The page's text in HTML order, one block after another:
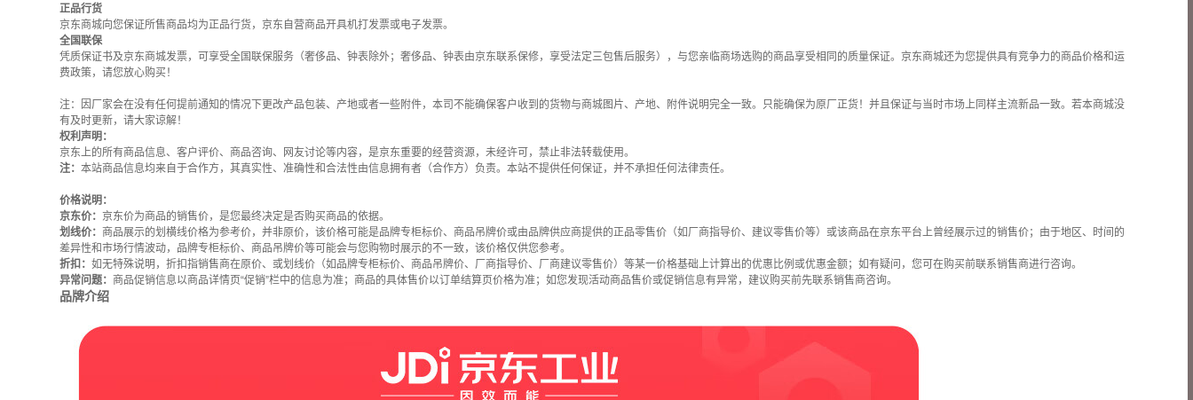
正品行货
京东商城向您保证所售商品均为正品行货，京东自营商品开具机打发票或电子发票。
全国联保
凭质保证书及京东商城发票，可享受全国联保服务（奢侈品、钟表除外；奢侈品、钟表由京东联系保修，享受法定三包售后服务），与您亲临商场选购的商品享受相同的质量保证。京东商城还为您提供具有竞争力的商品价格和运
费政策，请您放心购买！
注：因厂家会在没有任何提前通知的情况下更改产品包装、产地或者一些附件，本司不能确保客户收到的货物与商城图片、产地、附件说明完全一致。只能确保为原厂正货！并且保证与当时市场上同样主流新品一致。若本商城没
有及时更新，请大家谅解！
权利声明：
京东上的所有商品信息、客户评价、商品咨询、网友讨论等内容，是京东重要的经营资源，未经许可，禁止非法转载使用。
注： 本站商品信息均来自于合作方，其真实性、准确性和合法性由信息拥有者（合作方）负责。本站不提供任何保证，并不承担任何法律责任。
价格说明：
京东价： 京东价为商品的销售价，是您最终决定是否购买商品的依据。
划线价： 商品展示的划横线价格为参考价，并非原价，该价格可能是品牌专柜标价、商品吊牌价或由品牌供应商提供的正品零售价（如厂商指导价、建议零售价等）或该商品在京东平台上曾经展示过的销售价；由于地区、时间的
差异性和市场行情波动，品牌专柜标价、商品吊牌价等可能会与您购物时展示的不一致，该价格仅供您参考。
折扣： 如无特殊说明，折扣指销售商在原价、或划线价（如品牌专柜标价、商品吊牌价、厂商指导价、厂商建议零售价）等某一价格基础上计算出的优惠比例或优惠金额；如有疑问，您可在购买前联系销售商进行咨询。
异常问题： 商品促销信息以商品详情页“促销”栏中的信息为准；商品的具体售价以订单结算页价格为准；如您发现活动商品售价或促销信息有异常，建议购买前先联系销售商咨询。
品牌介绍